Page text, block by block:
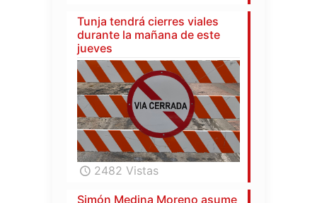
Tunja tendrá cierres viales
durante la mañana de este
jueves
2482 Vistas
Simón Medina Moreno asume